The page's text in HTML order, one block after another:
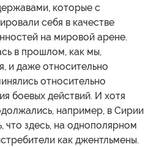
которые с
себя в качестве
на мировой арене.
в прошлом, как мы,
и даже относительно
относительно
боевых действий. И хотя
например, в Сирии
что здесь, на однополярном
как джентльмены.